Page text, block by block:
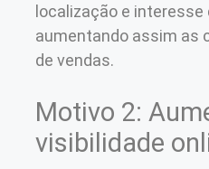
localização e interesse
aumentando assim as
de vendas.
Motivo 2:
visibilidade